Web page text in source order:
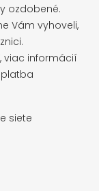
ozdobené.
Vám vyhoveli,
viac informácií
siete